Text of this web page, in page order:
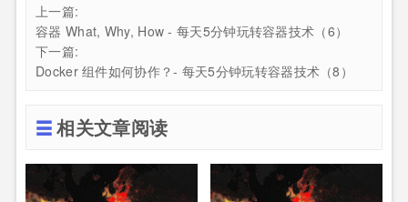
上一篇:
容器 What, Why, How - 每天5分钟玩转容器技术（6）
下一篇:
Docker 组件如何协作？- 每天5分钟玩转容器技术（8）
相关文章阅读